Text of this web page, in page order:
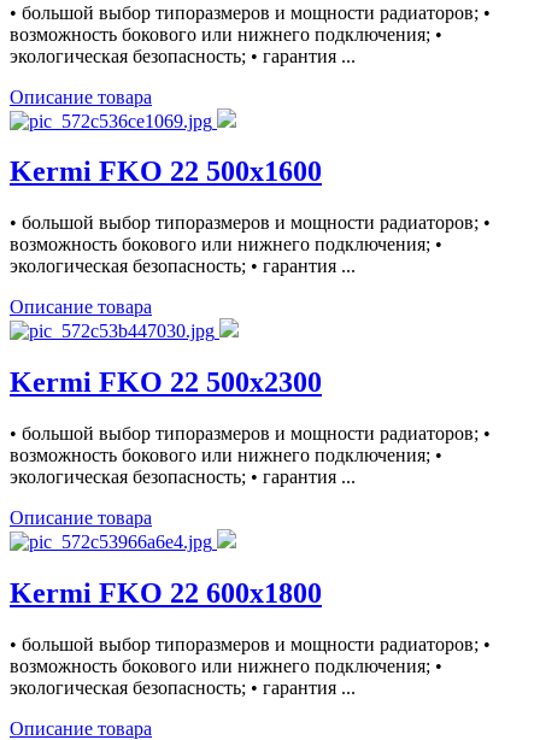
• большой выбор типоразмеров и мощности радиаторов; •
возможность бокового или нижнего подключения; •
экологическая безопасность; • гарантия ...
Описание товара
Kermi FKO 22 500x1600
• большой выбор типоразмеров и мощности радиаторов; •
возможность бокового или нижнего подключения; •
экологическая безопасность; • гарантия ...
Описание товара
Kermi FKO 22 500x2300
• большой выбор типоразмеров и мощности радиаторов; •
возможность бокового или нижнего подключения; •
экологическая безопасность; • гарантия ...
Описание товара
Kermi FKO 22 600x1800
• большой выбор типоразмеров и мощности радиаторов; •
возможность бокового или нижнего подключения; •
экологическая безопасность; • гарантия ...
Описание товара